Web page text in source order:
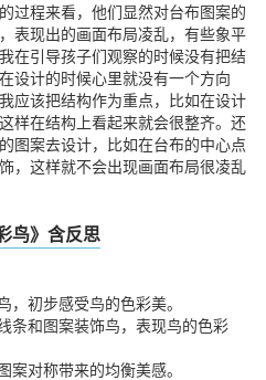
过程来看，他们显然对台布图案的
表现出的画面布局凌乱，有些象平
在引导孩子们观察的时候没有把结
设计的时候心里就没有一个方向
应该把结构作为重点，比如在设计
样在结构上看起来就会很整齐。还
图案去设计，比如在台布的中心点
，这样就不会出现画面布局很凌乱
鸟》含反思
初步感受鸟的色彩美。
和图案装饰鸟，表现鸟的色彩
对称带来的均衡美感。